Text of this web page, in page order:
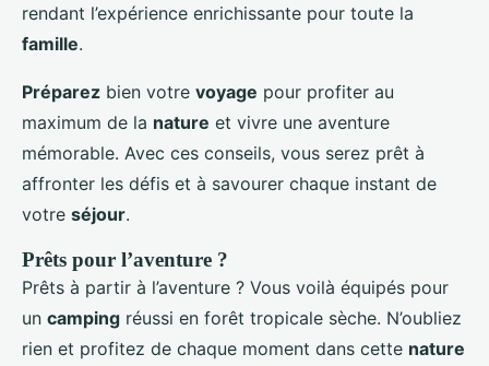
rendant l’expérience enrichissante pour toute la
famille.
Préparez bien votre voyage pour profiter au
maximum de la nature et vivre une aventure
mémorable. Avec ces conseils, vous serez prêt à
affronter les défis et à savourer chaque instant de
votre séjour.
Prêts pour l’aventure ?
Prêts à partir à l’aventure ? Vous voilà équipés pour
un camping réussi en forêt tropicale sèche. N’oubliez
rien et profitez de chaque moment dans cette nature